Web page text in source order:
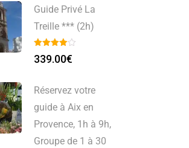
prix :
299.00€
à
Guide Privé La
Treille *** (2h)
339.00€
Réservez votre
guide à Aix en
Provence, 1h à 9h,
Groupe de 1 à 30